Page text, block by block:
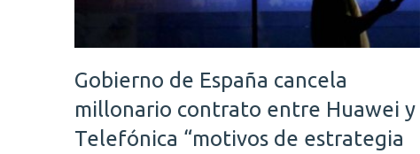
Gobierno de España cancela
millonario contrato entre Huawei y
Telefónica “motivos de estrategia